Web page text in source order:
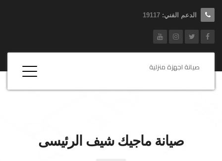
الدعم الفني: 19117
صيانة اجهزة منزلية
صيانة ماجيك شيف الرئيسى